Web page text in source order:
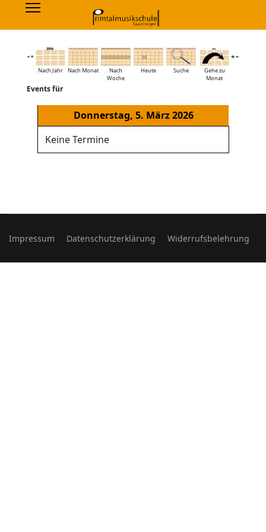
Nach Jahr Nach Monat
Nach
Woche
Heute Suche
Gehe zu
Monat
Events für
Donnerstag, 5. März 2026
Keine Termine
Impressum Datenschutzerklärung Widerrufsbelehrung